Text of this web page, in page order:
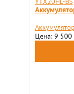
Цена: 9 500